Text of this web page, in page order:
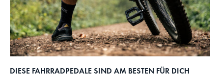
DIESE FAHRRADPEDALE SIND AM BESTEN FÜR DICH